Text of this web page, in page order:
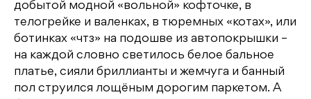
добытой модной «вольной» кофточке, в
телогрейке и валенках, в тюремных «котах», или
ботинках «чтз» на подошве из автопокрышки –
на каждой словно светилось белое бальное
платье, сияли бриллианты и жемчуга и банный
пол струился лощёным дорогим паркетом. А